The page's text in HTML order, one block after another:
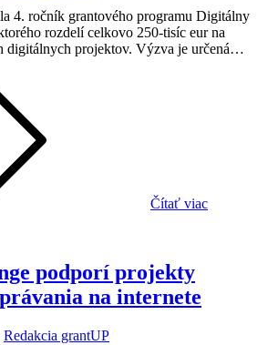
4. ročník grantového programu Digitálny
rozdelí celkovo 250-tisíc eur na
digitálnych projektov. Výzva je určená…
Čítať viac
podporí projekty
na internete
Redakcia grantUP